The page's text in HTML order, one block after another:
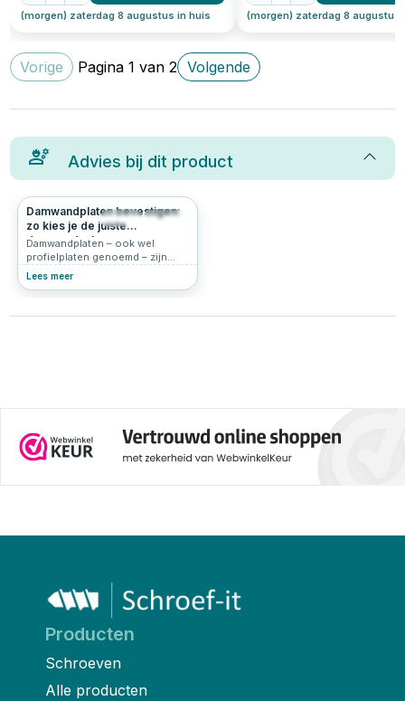
(morgen) zaterdag 8 augustus in huis (morgen) zaterdag 8 augustus
Vorige Pagina1 van2 Volgende
Advies bij dit product
150 5.0
Damwandplaten bevestigen:
zo kies je de juiste
damwandschroeven
Damwandplaten – ook wel
profielplaten genoemd – zijn
metalen platen met een golvend
of trapeziumvormig profiel. Ze
platen goed te bevestigen, zijn
essentieel. In dit artikel leggen
we uit wat damwandplaten zijn,
welke schroeven je nodig hebt
keuze van de juiste bevestiging.
Lees meer
Producten
Schroeven
Alle producten